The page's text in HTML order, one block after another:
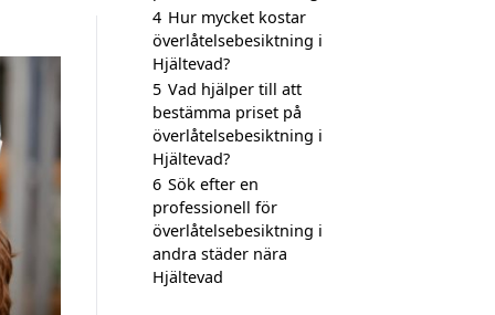
4 Hur mycket kostar
överlåtelsebesiktning i
Hjältevad?
5 Vad hjälper till att
bestämma priset på
överlåtelsebesiktning i
Hjältevad?
6 Sök efter en
professionell för
överlåtelsebesiktning i
andra städer nära
Hjältevad